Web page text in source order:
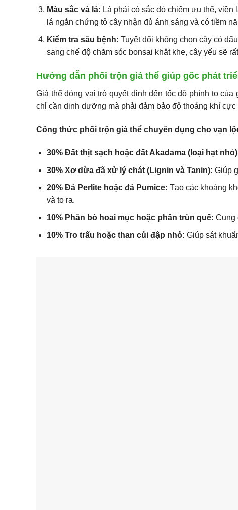
Màu sắc và lá: Lá phải có sắc đỏ chiếm ưu thế,
lá ngắn chứng tỏ cây nhận đủ ánh sáng và có tiềm
Kiểm tra sâu bệnh: Tuyệt đối không chọn cây có
sang chế độ chăm sóc bonsai khắt khe, cây yếu sẽ
Hướng dẫn phối trộn giá thể giúp gốc phát
Giá thể đóng vai trò quyết định đến tốc độ phình to
chỉ cần dinh dưỡng mà phải đảm bảo độ thoáng khí
Công thức phối trộn giá thể chuyên dụng cho vạn
30% Đất thịt sạch hoặc đất Akadama (loại hạt
30% Xơ dừa đã xử lý chát (Lignin và Tanin): Giúp
20% Đá Perlite hoặc đá Pumice: Tạo các khoảng
và to ra.
10% Phân bò hoai mục hoặc phân trùn quế: Cung
10% Tro trấu hoặc than củi đập nhỏ: Giúp sát